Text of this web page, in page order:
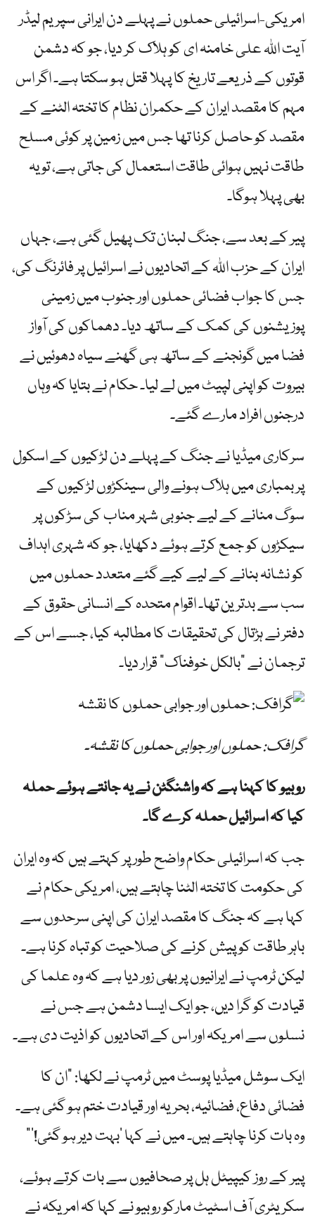
امریکی-اسرائیلی حملوں نے پہلے دن ایرانی سپریم لیڈر
آیت اللہ علی خامنہ ای کو ہلاک کر دیا، جو کہ دشمن
قوتوں کے ذریعے تاریخ کا پہلا قتل ہو سکتا ہے۔ اگر اس
مہم کا مقصد ایران کے حکمران نظام کا تختہ الٹنے کے
مقصد کو حاصل کرنا تھا جس میں زمین پر کوئی مسلح
طاقت نہیں ہوائی طاقت استعمال کی جاتی ہے، تو یہ
بھی پہلا ہوگا۔
پیر کے بعد سے، جنگ لبنان تک پھیل گئی ہے، جہاں
ایران کے حزب اللہ کے اتحادیوں نے اسرائیل پر فائرنگ کی،
جس کا جواب فضائی حملوں اور جنوب میں زمینی
پوزیشنوں کی کمک کے ساتھ دیا۔ دھماکوں کی آواز
فضا میں گونجنے کے ساتھ ہی گھنے سیاہ دھوئیں نے
بیروت کو اپنی لپیٹ میں لے لیا۔ حکام نے بتایا کہ وہاں
درجنوں افراد مارے گئے۔
سرکاری میڈیا نے جنگ کے پہلے دن لڑکیوں کے اسکول
پر بمباری میں ہلاک ہونے والی سینکڑوں لڑکیوں کے
سوگ منانے کے لیے جنوبی شہر مناب کی سڑکوں پر
سیکڑوں کو جمع کرتے ہوئے دکھایا، جو کہ شہری اہداف
کو نشانہ بنانے کے لیے کیے گئے متعدد حملوں میں
سب سے بدترین تھا۔ اقوام متحدہ کے انسانی حقوق کے
دفتر نے ہڑتال کی تحقیقات کا مطالبہ کیا، جسے اس کے
ترجمان نے "بالکل خوفناک” قرار دیا۔
گرافک: حملوں اور جوابی حملوں کا نقشہ۔
روبیو کا کہنا ہے کہ واشنگٹن نے یہ جانتے ہوئے حملہ
کیا کہ اسرائیل حملہ کرے گا۔
جب کہ اسرائیلی حکام واضح طور پر کہتے ہیں کہ وہ ایران
کی حکومت کا تختہ الٹنا چاہتے ہیں، امریکی حکام نے
کہا ہے کہ جنگ کا مقصد ایران کی اپنی سرحدوں سے
باہر طاقت کو پیش کرنے کی صلاحیت کو تباہ کرنا ہے۔
لیکن ٹرمپ نے ایرانیوں پر بھی زور دیا ہے کہ وہ علما کی
قیادت کو گرا دیں، جو ایک ایسا دشمن ہے جس نے
نسلوں سے امریکہ اور اس کے اتحادیوں کو اذیت دی ہے۔
ایک سوشل میڈیا پوسٹ میں ٹرمپ نے لکھا: "ان کا
فضائی دفاع، فضائیہ، بحریہ اور قیادت ختم ہو گئی ہے۔
وہ بات کرنا چاہتے ہیں۔ میں نے کہا ‘بہت دیر ہو گئی!'”
پیر کے روز کیپیٹل ہل پر صحافیوں سے بات کرتے ہوئے،
سکریٹری آف اسٹیٹ مارکو روبیو نے کہا کہ امریکہ نے